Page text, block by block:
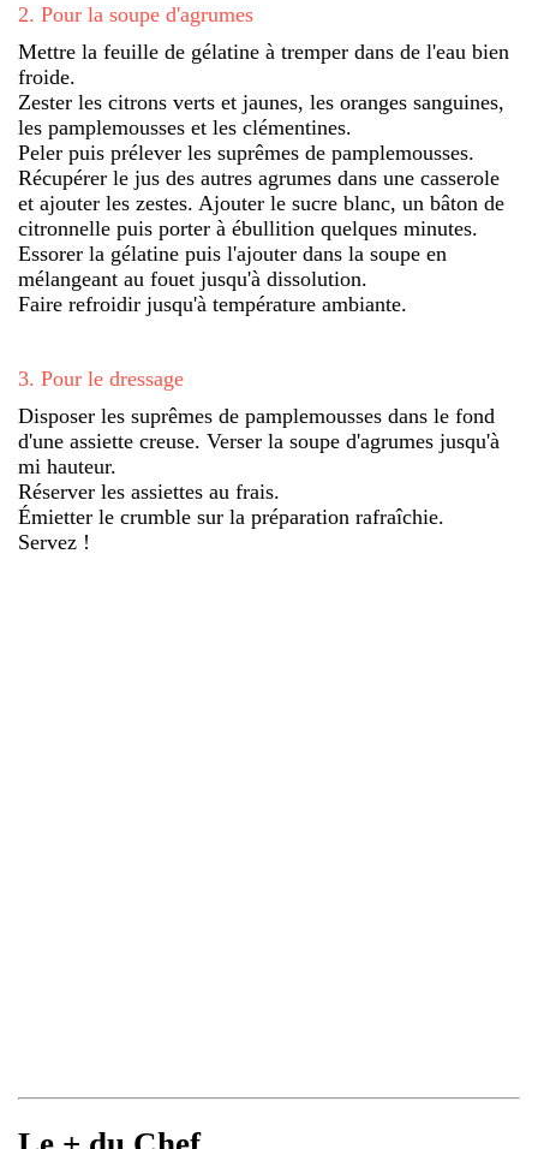
2. Pour la soupe d'agrumes
Mettre la feuille de gélatine à tremper dans de l'eau bien
froide.
Zester les citrons verts et jaunes, les oranges sanguines,
les pamplemousses et les clémentines.
Peler puis prélever les suprêmes de pamplemousses.
Récupérer le jus des autres agrumes dans une casserole
et ajouter les zestes. Ajouter le sucre blanc, un bâton de
citronnelle puis porter à ébullition quelques minutes.
Essorer la gélatine puis l'ajouter dans la soupe en
mélangeant au fouet jusqu'à dissolution.
Faire refroidir jusqu'à température ambiante.
3. Pour le dressage
Disposer les suprêmes de pamplemousses dans le fond
d'une assiette creuse. Verser la soupe d'agrumes jusqu'à
mi hauteur.
Réserver les assiettes au frais.
Émietter le crumble sur la préparation rafraîchie.
Servez !